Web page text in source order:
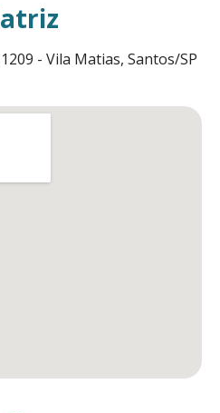
- Vila Matias, Santos/SP